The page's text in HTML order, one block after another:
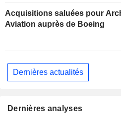
Acquisitions saluées pour
Aviation auprès de Boeing
Dernières actualités
Dernières analyses